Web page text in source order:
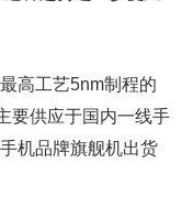
高工艺5nm制程的
要供应于国内一线手
机品牌旗舰机出货